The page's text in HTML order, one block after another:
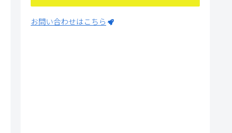
お問い合わせはこちら